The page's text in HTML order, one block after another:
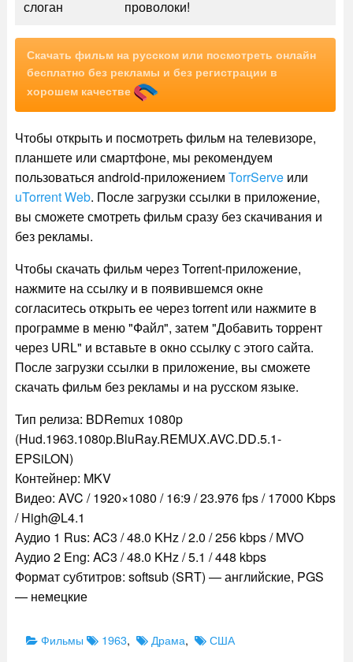
слоган проволоки!
Скачать фильм на русском или посмотреть онлайн
бесплатно без рекламы и без регистрации в
хорошем качестве
Чтобы открыть и посмотреть фильм на телевизоре,
планшете или смартфоне, мы рекомендуем
пользоваться android-приложением TorrServeили
uTorrent Web. После загрузки ссылки в приложение,
вы сможете смотреть фильм сразу без скачивания и
без рекламы.
Чтобы скачать фильм через Torrent-приложение,
нажмите на ссылку и в появившемся окне
согласитесь открыть ее через torrent или нажмите в
программе в меню "Файл", затем "Добавить торрент
через URL" и вставьте в окно ссылку с этого сайта.
После загрузки ссылки в приложение, вы сможете
скачать фильм без рекламы и на русском языке.
Тип релиза: BDRemux 1080p
(Hud.1963.1080p.BluRay.REMUX.AVC.DD.5.1-
EPSiLON)
Контейнер: MKV
Видео: AVC / 1920×1080 / 16:9 / 23.976 fps / 17000 Kbps
/ High@L4.1
Аудио 1 Rus: AC3 / 48.0 KHz / 2.0 / 256 kbps / MVO
Аудио 2 Eng: AC3 / 48.0 KHz / 5.1 / 448 kbps
Формат субтитров: softsub (SRT) — английские, PGS
— немецкие
Categories
ФильмыTags1963, Драма, США